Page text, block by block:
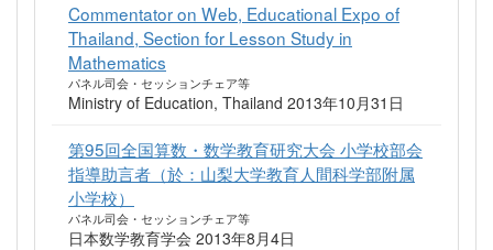
Commentator on Web, Educational Expo of
Thailand, Section for Lesson Study in
Mathematics
パネル司会・セッションチェア等
Ministry of Education, Thailand 2013年10月31日
第95回全国算数・数学教育研究大会 小学校部会
指導助言者（於：山梨大学教育人間科学部附属
小学校）
パネル司会・セッションチェア等
日本数学教育学会 2013年8月4日